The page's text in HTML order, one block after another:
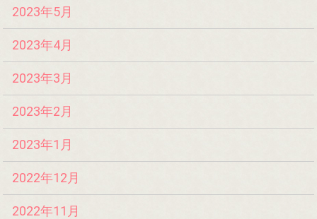
2023年5月
2023年4月
2023年3月
2023年2月
2023年1月
2022年12月
2022年11月